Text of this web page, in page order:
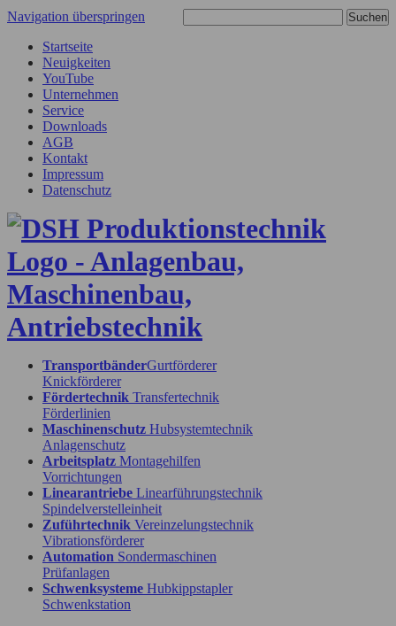
Navigation überspringen
Startseite
Neuigkeiten
YouTube
Unternehmen
Service
Downloads
AGB
Kontakt
Impressum
Datenschutz
TransportbänderGurtförderer
Knickförderer
Fördertechnik Transfertechnik
Förderlinien
Maschinenschutz Hubsystemtechnik
Anlagenschutz
Arbeitsplatz Montagehilfen
Vorrichtungen
Linearantriebe Linearführungstechnik
Spindelverstelleinheit
Zuführtechnik Vereinzelungstechnik
Vibrationsförderer
Automation Sondermaschinen
Prüfanlagen
Schwenksysteme Hubkippstapler
Schwenkstation